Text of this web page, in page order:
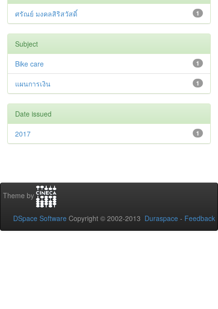
1
ศรัณย์ มงคลสิริสวัสดิ์
Subject
1
Bike care
1
แผนการเงิน
Date issued
1
2017
Theme by
DSpace Software Copyright © 2002-2013 Duraspace - Feedback